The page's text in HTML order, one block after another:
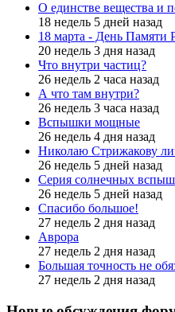
О единстве вещества и
18 недель 5 дней назад
18 марта - День
20 недель 3 дня назад
Что внутри частиц?
26 недель 2 часа назад
А что там внутри?
26 недель 3 часа назад
Вспышки мощные
26 недель 4 дня назад
Николаю Стрижакову
26 недель 5 дней назад
Серия солнечных
26 недель 5 дней назад
Спасибо большое!
27 недель 2 дня назад
Аврора
27 недель 2 дня назад
Большая точность не
27 недель 2 дня назад